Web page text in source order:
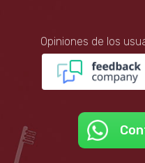
Opiniones de los